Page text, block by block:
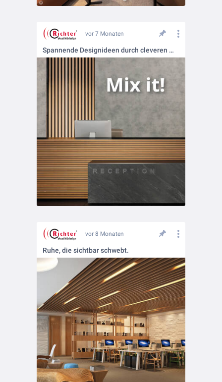
vor 7 Monaten
Spannende Designideen durch cleveren Materialmix.
vor 8 Monaten
Ruhe, die sichtbar schwebt.